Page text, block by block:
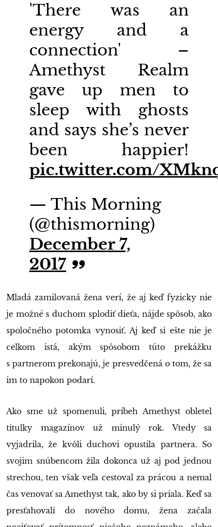
'There was an
energy and a
connection' –
Amethyst Realm
gave up men to
sleep with ghosts
and says she’s never
been happier!
pic.twitter.com/
— This Morning
(@thismorning)
December 7,
2017
Mladá zamilovaná žena verí, že aj keď fyzicky nie
je možné s duchom splodiť dieťa, nájde spôsob, ako
spoločného potomka vynosiť. Aj keď si ešte nie je
celkom istá, akým spôsobom túto prekážku
s partnerom prekonajú, je presvedčená o tom, že sa
im to napokon podarí.
Ako sme už spomenuli, príbeh Amethyst obletel
titulky magazínov už minulý rok. Vtedy sa
vyjadrila, že kvôli duchovi opustila partnera. So
svojim snúbencom žila dokonca už aj pod jednou
strechou, ten však veľa cestoval za prácou a nemal
čas venovať sa Amethyst tak, ako by si priala. Keď sa
presťahovali do nového domu, žena začala